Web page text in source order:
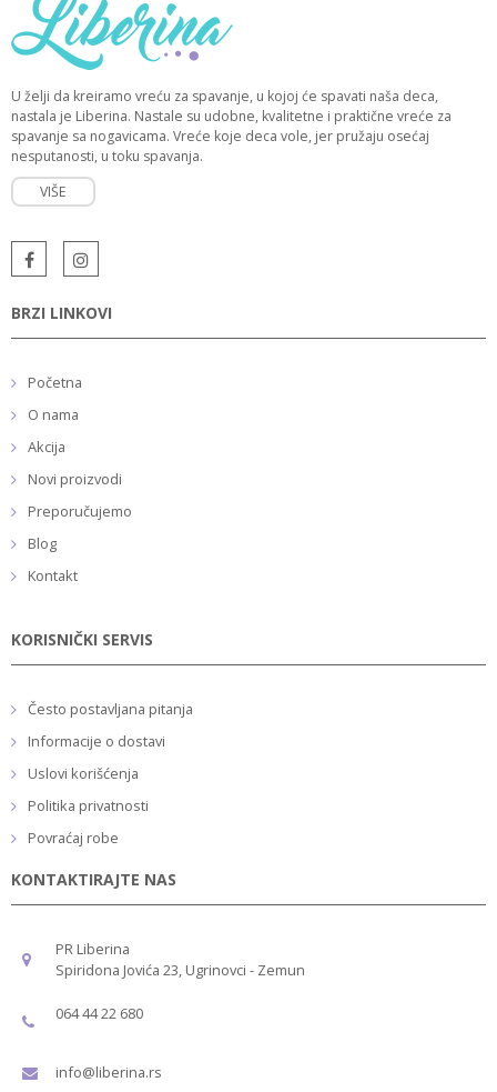
U želji da kreiramo vreću za spavanje, u kojoj će spavati naša deca,
nastala je Liberina. Nastale su udobne, kvalitetne i praktične vreće za
spavanje sa nogavicama. Vreće koje deca vole, jer pružaju osećaj
nesputanosti, u toku spavanja.
VIŠE
BRZI LINKOVI
Početna
O nama
Akcija
Novi proizvodi
Preporučujemo
Blog
Kontakt
KORISNIČKI SERVIS
Često postavljana pitanja
Informacije o dostavi
Uslovi korišćenja
Politika privatnosti
Povraćaj robe
KONTAKTIRAJTE NAS
PR Liberina
Spiridona Jovića 23, Ugrinovci - Zemun
064 44 22 680
info@liberina.rs